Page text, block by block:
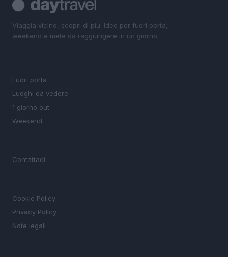
Viaggia vicino, scopri di più. Idee per fuori porta,
weekend e mete da raggiungere in un giorno.
Fuori porta
Luoghi da vedere
1 giorno out
Weekend
Contattaci
Cookie Policy
Privacy Policy
Note legali